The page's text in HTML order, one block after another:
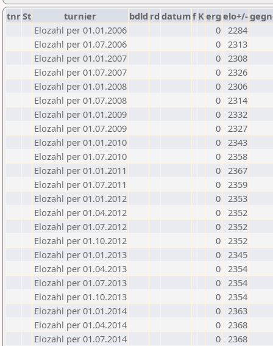
tnrSt turnier bdld rd datumf Kerg elo+/-
Elozahl per 01.01.2006
0 2284
Elozahl per 01.07.2006
0 2313
Elozahl per 01.01.2007
0 2308
Elozahl per 01.07.2007
0 2326
Elozahl per 01.01.2008
0 2306
Elozahl per 01.07.2008
0 2314
Elozahl per 01.01.2009
0 2332
Elozahl per 01.07.2009
0 2327
Elozahl per 01.01.2010
0 2343
Elozahl per 01.07.2010
0 2358
Elozahl per 01.01.2011
0 2367
Elozahl per 01.07.2011
0 2359
Elozahl per 01.01.2012
0 2353
Elozahl per 01.04.2012
0 2352
Elozahl per 01.07.2012
0 2352
Elozahl per 01.10.2012
0 2352
Elozahl per 01.01.2013
0 2345
Elozahl per 01.04.2013
0 2354
Elozahl per 01.07.2013
0 2354
Elozahl per 01.10.2013
0 2354
Elozahl per 01.01.2014
0 2363
Elozahl per 01.04.2014
0 2368
Elozahl per 01.07.2014
0 2368